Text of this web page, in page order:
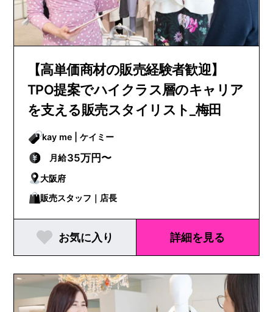
【高単価商材の販売経験者歓迎】
TPO提案でハイクラス層のキャリア
を支える販売スタイリスト_梅田
kay me | ケイミー
月給35万円〜
大阪府
販売スタッフ｜店長
お気に入り 詳細を見る